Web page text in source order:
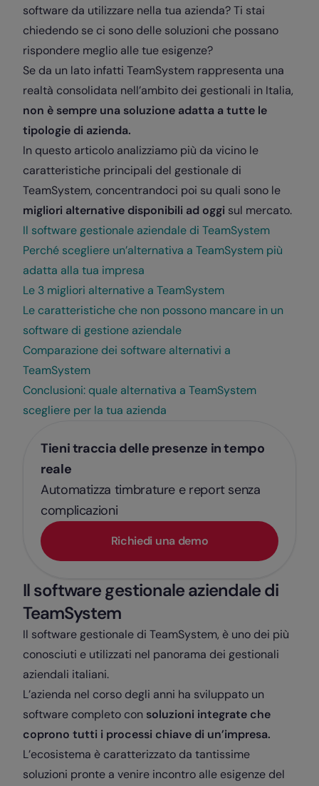
software da utilizzare nella tua azienda? Ti stai
chiedendo se ci sono delle soluzioni che possano
rispondere meglio alle tue esigenze?
Se da un lato infatti TeamSystem rappresenta una
realtà consolidata nell’ambito dei gestionali in Italia,
non è sempre una soluzione adatta a tutte le
tipologie di azienda.
In questo articolo analizziamo più da vicino le
caratteristiche principali del gestionale di
TeamSystem, concentrandoci poi su quali sono le
migliori alternative disponibili ad oggi sul mercato.
Il software gestionale aziendale di TeamSystem
Perché scegliere un’alternativa a TeamSystem più
adatta alla tua impresa
Le 3 migliori alternative a TeamSystem
Le caratteristiche che non possono mancare in un
software di gestione aziendale
Comparazione dei software alternativi a
TeamSystem
Conclusioni: quale alternativa a TeamSystem
scegliere per la tua azienda
Tieni traccia delle presenze in tempo
reale
Automatizza timbrature e report senza
complicazioni
Richiedi una demo
Il software gestionale aziendale di
TeamSystem
Il software gestionale di TeamSystem, è uno dei più
conosciuti e utilizzati nel panorama dei gestionali
aziendali italiani.
L’azienda nel corso degli anni ha sviluppato un
software completo con soluzioni integrate che
coprono tutti i processi chiave di un’impresa.
L’ecosistema è caratterizzato da tantissime
soluzioni pronte a venire incontro alle esigenze del